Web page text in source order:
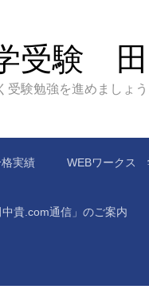
受験 田
験勉強を進めましょう
実績 WEBワークス
貴.com通信」のご案内